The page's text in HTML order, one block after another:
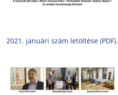
2021. januári szám letöltése (PDF).